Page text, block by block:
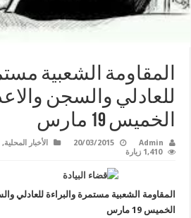
المقاومة الشعبية
للعادلي والسجن
الخميس 19 مارس
Admin
20/03/2015 الأخبار المحلية,
1,410 زيارة
المقاومة الشعبية مستمرة والبراءة للعادلي
الخميس 19 مارس